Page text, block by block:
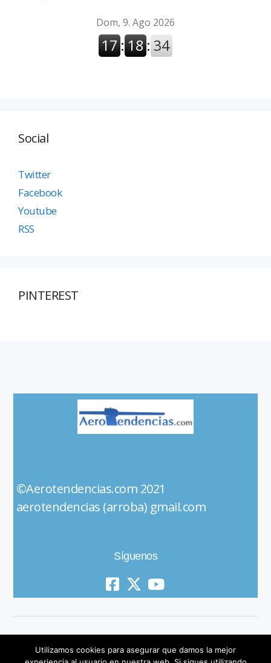
Social
Twitter
Facebook
Youtube
RSS
PINTEREST
©Aerotendencias.com 2021
aerotendencias (arroba) gmail.com
Síguenos
Utilizamos cookies para asegurar que damos la mejor